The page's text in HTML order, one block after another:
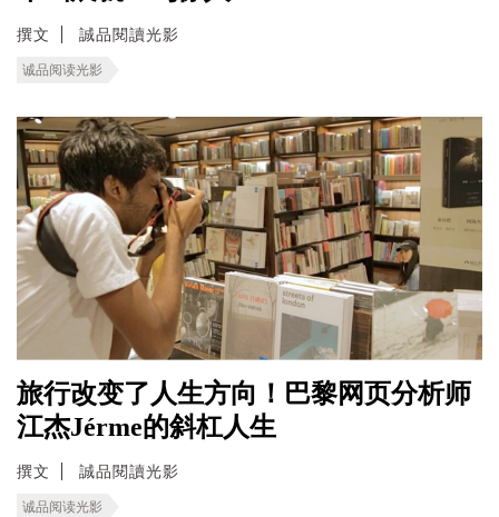
撰文 誠品閱讀光影
诚品阅读光影
旅行改变了人生方向！巴黎网页分析师
江杰Jérme的斜杠人生
撰文 誠品閱讀光影
诚品阅读光影